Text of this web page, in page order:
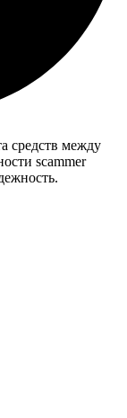
средств между
scammer